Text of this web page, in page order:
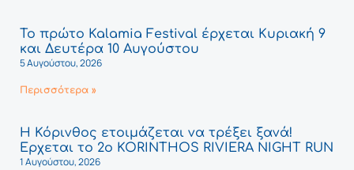
Το πρώτο Kalamia Festival έρχεται Κυριακή 9
και Δευτέρα 10 Αυγούστου
5 Αυγούστου, 2026
Περισσότερα »
Η Κόρινθος ετοιμάζεται να τρέξει ξανά!
Έρχεται το 2ο KORINTHOS RIVIERA NIGHT RUN
1 Αυγούστου, 2026